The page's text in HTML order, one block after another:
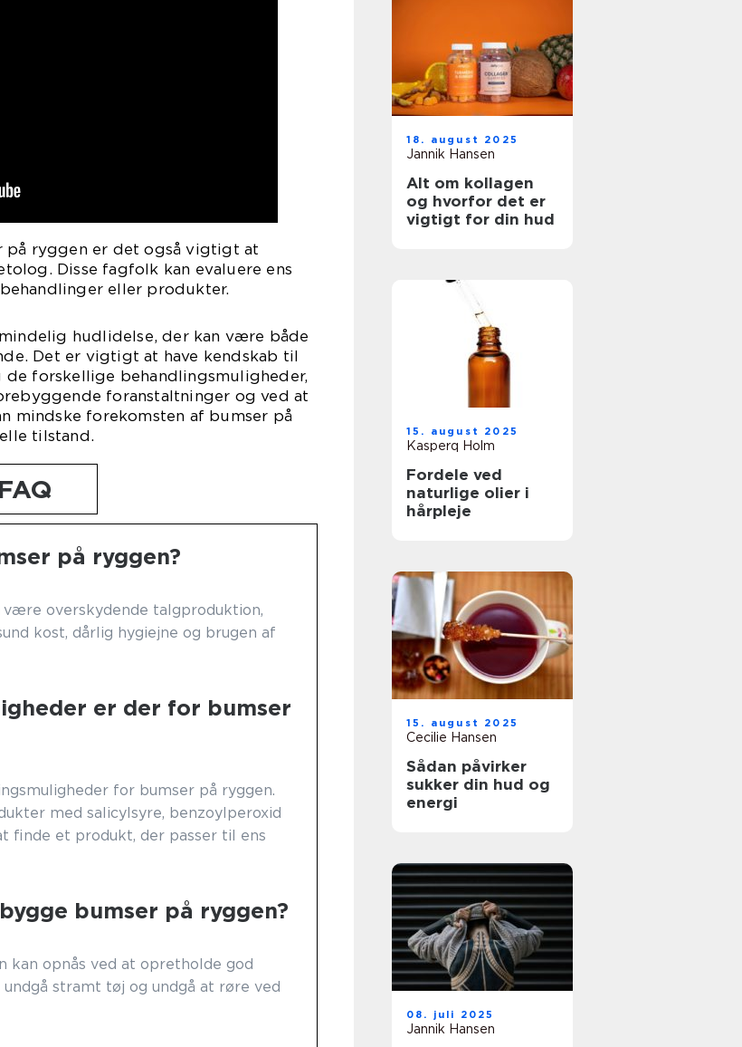
på ryggen er det også vigtigt at
Disse fagfolk kan evaluere ens
eller produkter.
hudlidelse, der kan være både
Det er vigtigt at have kendskab til
forskellige behandlingsmuligheder,
foranstaltninger og ved at
mindske forekomsten af bumser på
tilstand.
FAQ
på ryggen?
overskydende talgproduktion,
kost, dårlig hygiejne og brugen af
er der for bumser
for bumser på ryggen.
med salicylsyre, benzoylperoxid
finde et produkt, der passer til ens
bumser på ryggen?
kan opnås ved at opretholde god
stramt tøj og undgå at røre ved
18. august 2025
Jannik Hansen
Alt om kollagen
og hvorfor det er
vigtigt for din hud
15. august 2025
Kasperq Holm
Fordele ved
naturlige olier i
hårpleje
15. august 2025
Cecilie Hansen
Sådan påvirker
sukker din hud og
energi
08. juli 2025
Jannik Hansen